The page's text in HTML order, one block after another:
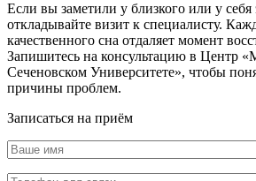
Если вы заметили у близкого или у
откладывайте визит к специалисту.
качественного сна отдаляет момент
Запишитесь на консультацию в Центр
Сеченовском Университете», чтобы
причины проблем.
Записаться на приём